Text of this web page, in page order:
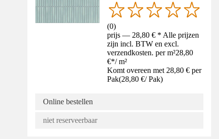
(0)
prijs — 28,80 € * Alle prijzen
zijn incl. BTW en excl.
verzendkosten. per m²28,80
€*/ m²
Komt overeen met 28,80 € per
Pak(28,80 €/ Pak)
Online bestellen
niet reserveerbaar